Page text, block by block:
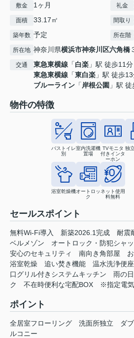
敷金 1ヶ月 礼金
面積 33.17㎡ 間取り
築年数 予定 所在階
所在地 神奈川県横浜市神奈川区六角橋
交通 東急東横線 「白楽 」駅 徒歩11分
東急東横線 「東白楽 」駅 徒歩
ブルーライン 「 岸根公園 」駅
物件の特徴
バストイレ
別
室内洗濯機
置場
TVモニタ
付きインタ
ーホン
独
浴室乾燥機オートロッ
ク
ネット使用
料無料
セールスポイント
無料Wi-Fi導入 新築2026.1完成 耐震
ベルメゾン オートロック・防犯シャ
安心のセキュリティ 南向き角部屋
浴室乾燥 追い焚き機能 温水洗浄便
口グリル付きシステムキッチン 雨の
ク 不在時便利な宅配BOX ※指定電気
ポイント
全居室フローリング 洗面所独立 ダ
ルコニー